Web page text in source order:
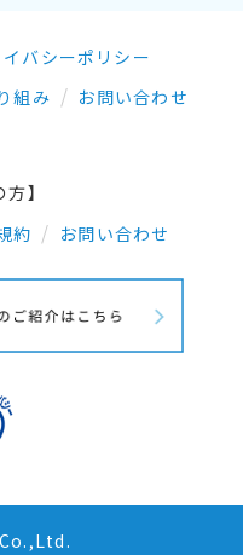
イバシーポリシー
組み
お問い合わせ
】
約
お問い合わせ